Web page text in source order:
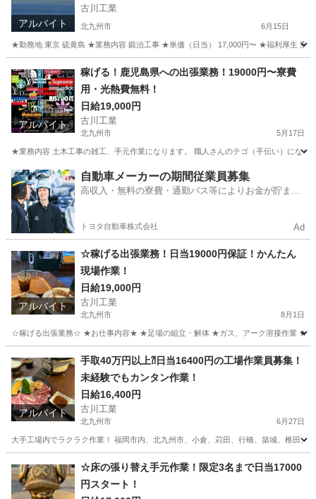
アルバイト
古川工業
北九州市 6月15日
★勤務地 東京 硫黄島 ★業務内容 鍛治工事 ★単価（日当） 17,000円〜 ★福利厚生 寮
その他 完全無料
アルバイト
稼げる！鹿児島県への出張業務！19000円〜寮費
用・光熱費無料！
日給19,000円
古川工業
北九州市 5月17日
★業務内容 土木工事の雑工、手元作業になります。 職人さんのテゴ（手伝い）にな
福岡 北九州市 軽作業 無料
自動車メーカーの期間従業員募集
高収入・無料の寮費・通勤バス等によりお金が貯まり
トヨタ自動車株式会社 Ad
アルバイト
☆稼げる出張業務！日当19000円保証！かんたん
現場作業！
日給19,000円
古川工業
北九州市 8月1日
☆稼げる出張業務☆ ★お仕事内容★ ★足場の組立・解体 ★ガス、アーク溶接作業 ★
その他 業務
アルバイト
手取40万円以上⁈日当16400円の工場作業員募集！
未経験でもカンタン作業！
日給16,400円
古川工業
北九州市 6月27日
大手工場内でラクラク作業！ 福岡市内、北九州市、小倉、苅田、行橋、築城、椎田
その他 カンタン
☆床の張り替え手元作業！限定3名まで日当17000
円スタート！